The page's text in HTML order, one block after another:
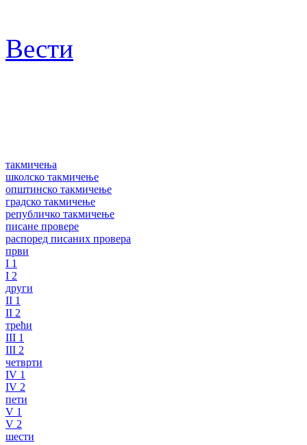
Вести
такмичења
школско такмичење
општинско такмичење
градско такмичење
републичко такмичење
писане провере
распоред писаних провера
први
I 1
I 2
други
II 1
II 2
трећи
III 1
III 2
четврти
IV 1
IV 2
пети
V 1
V 2
шести